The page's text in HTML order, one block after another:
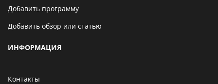
Добавить программу
Добавить обзор или статью
ИНФОРМАЦИЯ
Контакты